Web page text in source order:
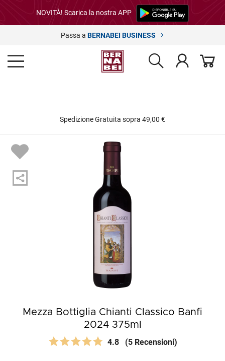
NOVITÀ! Scarica la nostra APP
Passa a BERNABEI BUSINESS
Spedizione Gratuita sopra 49,00 €
Mezza Bottiglia Chianti Classico Banfi
2024 375ml
4.8 (5 Recensioni)